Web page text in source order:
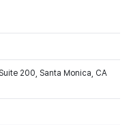
200, Santa Monica, CA